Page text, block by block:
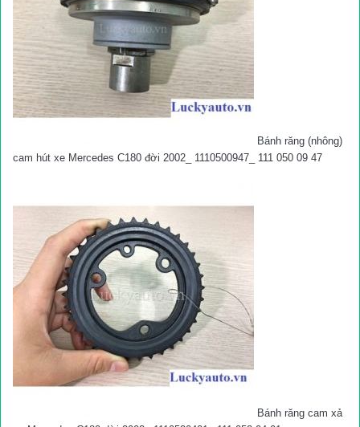
Bánh răng (nhông)
cam hút xe Mercedes C180 đời 2002_ 1110500947_ 111 050 09 47
Bánh răng cam xả